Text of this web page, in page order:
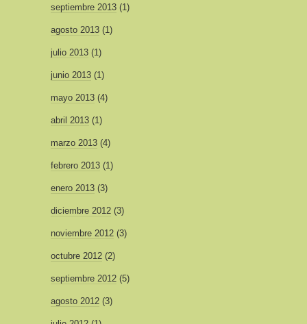
septiembre 2013 (1)
agosto 2013 (1)
julio 2013 (1)
junio 2013 (1)
mayo 2013 (4)
abril 2013 (1)
marzo 2013 (4)
febrero 2013 (1)
enero 2013 (3)
diciembre 2012 (3)
noviembre 2012 (3)
octubre 2012 (2)
septiembre 2012 (5)
agosto 2012 (3)